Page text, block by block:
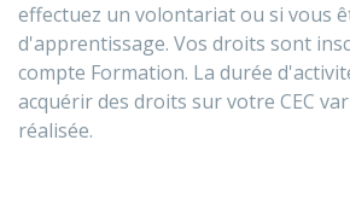
effectuez un volontariat ou si vous
d'apprentissage. Vos droits sont
compte Formation. La durée
acquérir des droits sur votre CEC
réalisée.